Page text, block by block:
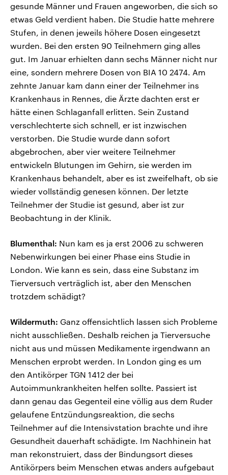
gesunde Männer und Frauen angeworben, die sich so
etwas Geld verdient haben. Die Studie hatte mehrere
Stufen, in denen jeweils höhere Dosen eingesetzt
wurden. Bei den ersten 90 Teilnehmern ging alles
gut. Im Januar erhielten dann sechs Männer nicht nur
eine, sondern mehrere Dosen von BIA 10 2474. Am
zehnte Januar kam dann einer der Teilnehmer ins
Krankenhaus in Rennes, die Ärzte dachten erst er
hätte einen Schlaganfall erlitten. Sein Zustand
verschlechterte sich schnell, er ist inzwischen
verstorben. Die Studie wurde dann sofort
abgebrochen, aber vier weitere Teilnehmer
entwickeln Blutungen im Gehirn, sie werden im
Krankenhaus behandelt, aber es ist zweifelhaft, ob sie
wieder vollständig genesen können. Der letzte
Teilnehmer der Studie ist gesund, aber ist zur
Beobachtung in der Klinik.
Blumenthal: Nun kam es ja erst 2006 zu schweren
Nebenwirkungen bei einer Phase eins Studie in
London. Wie kann es sein, dass eine Substanz im
Tierversuch verträglich ist, aber den Menschen
trotzdem schädigt?
Wildermuth: Ganz offensichtlich lassen sich Probleme
nicht ausschließen. Deshalb reichen ja Tierversuche
nicht aus und müssen Medikamente irgendwann an
Menschen erprobt werden. In London ging es um
den Antikörper TGN 1412 der bei
Autoimmunkrankheiten helfen sollte. Passiert ist
dann genau das Gegenteil eine völlig aus dem Ruder
gelaufene Entzündungsreaktion, die sechs
Teilnehmer auf die Intensivstation brachte und ihre
Gesundheit dauerhaft schädigte. Im Nachhinein hat
man rekonstruiert, dass der Bindungsort dieses
Antikörpers beim Menschen etwas anders aufgebaut